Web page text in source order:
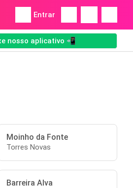
Entrar
nosso aplicativo 📲
Moinho da Fonte
Torres Novas
Barreira Alva